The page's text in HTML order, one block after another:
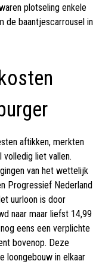
plotseling enkele
de baantjescarrousel in
aftikken, merkten
volledig liet vallen.
van het wettelijk
Progressief Nederland
uurloon is door
naar maar liefst 14,99
eens een verplichte
bovenop. Deze
loongebouw in elkaar